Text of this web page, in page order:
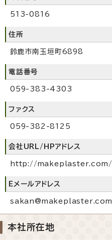
513-0816
住所
鈴鹿市南玉垣町6898
電話番号
059-383-4303
ファクス
059-382-8125
会社URL/HPアドレス
http://makeplaster.com/
Eメールアドレス
sakan@makeplaster.com
本社所在地